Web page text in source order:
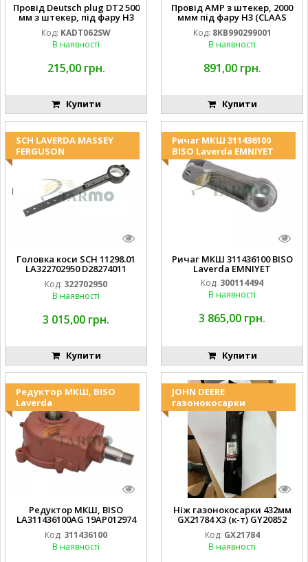
Провід Deutsch plug DT2 500
мм з штекер, під фару H3
(JOHN DEERE AL116438
994.184.00) ) Kramp Hella
Код: KADT062SW
В наявності
215,00 грн.
Купити
Провід AMP з штекер, 2000
ммм під фару H3 (CLAAS
013733) Hella
Код: 8KB990299001
В наявності
891,00 грн.
Купити
SCH LAVERDA MASSEY
FERGUSON
Головка коси SCH 11298.01
LA322702950 D28274011
Код: 322702950
В наявності
3 015,00 грн.
Купити
Ричаг МКШ 311436100
BISO Laverda EMNIYET
Ричаг МКШ 311436100 BISO
Laverda EMNIYET
Код: 300114494
В наявності
3 865,00 грн.
Купити
Редуктор МКШ, BISO
Laverda
Редуктор МКШ, BISO
LA311436100AG 19AP012974
Laverda EMNIYET
Код: 311436100
В наявності
JOHN DEERE
газонокосарки
Ніж газонокосарки 432мм
GX21784 X3 (к-т) GY20852
AM137757 AM141035
Код: GX21784
В наявності